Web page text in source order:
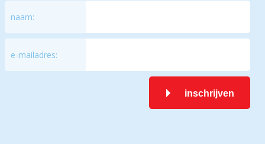
naam:
e-mailadres:
inschrijven